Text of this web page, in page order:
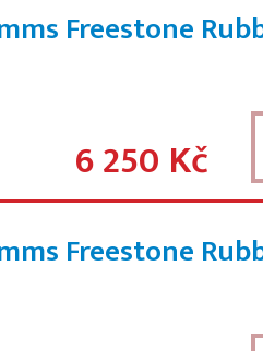
Freestone
6 250 Kč
Freestone